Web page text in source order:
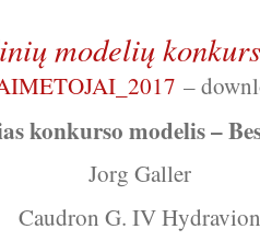
modelių
–
konkurso modelis –
Jorg Galler
Caudron G. IV